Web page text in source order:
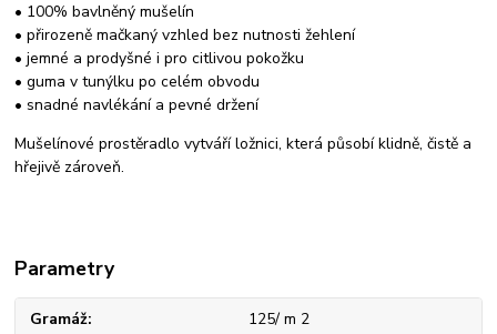
• 100% bavlněný mušelín
• přirozeně mačkaný vzhled bez nutnosti žehlení
• jemné a prodyšné i pro citlivou pokožku
• guma v tunýlku po celém obvodu
• snadné navlékání a pevné držení
Mušelínové prostěradlo vytváří ložnici, která působí klidně, čistě a
hřejivě zároveň.
Parametry
Gramáž 125/ m 2